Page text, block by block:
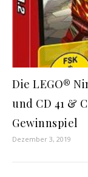
Die LEGO®
und CD 41 &
Gewinnspiel
Dezember 3, 2019